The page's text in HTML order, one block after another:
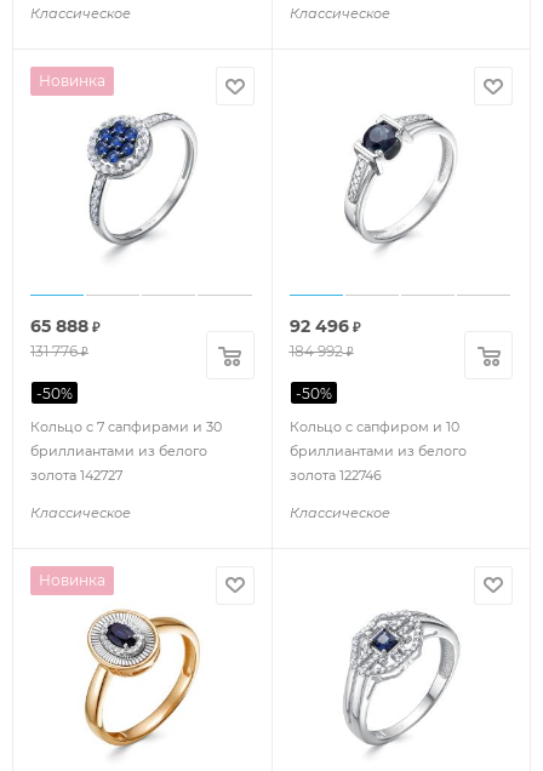
Классическое Классическое
Новинка
Кольцо с 7 сапфирами и 30
бриллиантами из белого
золота 142727
Классическое
65 888 ₽
131 776₽
-50%
Кольцо с сапфиром и 10
бриллиантами из белого
золота 122746
Классическое
92 496₽
184 992₽
-50%
Новинка